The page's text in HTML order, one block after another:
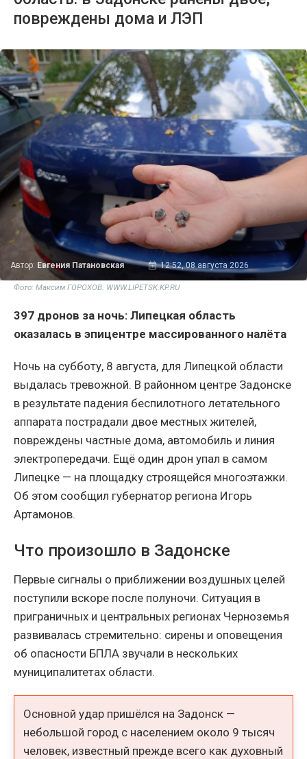
повреждены дома и ЛЭП
Автор: Евгения Патановская 12:52, 08 августа 2026
Фото: Максим ГОРОХОВ. WWW.LIPETSK.KP.RU
397 дронов за ночь: Липецкая область
оказалась в эпицентре массированного налёта
Ночь на субботу, 8 августа, для Липецкой области
выдалась тревожной. В районном центре Задонске
в результате падения беспилотного летательного
аппарата пострадали двое местных жителей,
повреждены частные дома, автомобиль и линия
электропередачи. Ещё один дрон упал в самом
Липецке — на площадку строящейся многоэтажки.
Об этом сообщил губернатор региона Игорь
Артамонов.
Что произошло в Задонске
Первые сигналы о приближении воздушных целей
поступили вскоре после полуночи. Ситуация в
приграничных и центральных регионах Черноземья
развивалась стремительно: сирены и оповещения
об опасности БПЛА звучали в нескольких
муниципалитетах области.
Основной удар пришёлся на Задонск —
небольшой город с населением около 9 тысяч
человек, известный прежде всего как духовный